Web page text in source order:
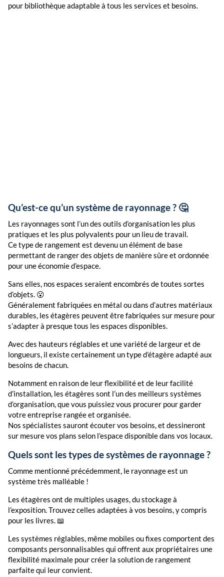
pour bibliothèque adaptable à tous les services et besoins.
Qu’est-ce qu’un système de rayonnage ? 🤔
Les rayonnages sont l’un des outils d’organisation les plus
pratiques et les plus polyvalents pour un lieu de travail.
Ce type de rangement est devenu un élément de base
permettant de ranger des objets de manière sûre et ordonnée
pour une économie d’espace.
Sans elles, nos espaces seraient encombrés de toutes sortes
d’objets. 😮
Généralement fabriquées en métal ou dans d’autres matériaux
durables, les étagères peuvent être fabriquées sur mesure pour
s’adapter à presque tous les espaces disponibles.
Avec des hauteurs réglables et une variété de largeur et de
longueurs, il existe certainement un type d’étagère adapté aux
besoins de chacun.
Notamment en raison de leur flexibilité et de leur facilité
d’installation, les étagères sont l’un des meilleurs systèmes
d’organisation, que vous puissiez vous procurer pour garder
votre entreprise rangée et organisée.
Nos spécialistes sauront écouter vos besoins, et dessineront
sur mesure vos plans selon l’espace disponible dans vos locaux.
Quels sont les types de systèmes de rayonnage ?
Comme mentionné précédemment, le rayonnage est un
système très malléable !
Les étagères ont de multiples usages, du stockage à
l’exposition. Trouvez celles adaptées à vos besoins, y compris
pour les livres. 📖
Les systèmes réglables, même mobiles ou fixes comportent des
composants personnalisables qui offrent aux propriétaires une
flexibilité maximale pour créer la solution de rangement
parfaite qui leur convient.